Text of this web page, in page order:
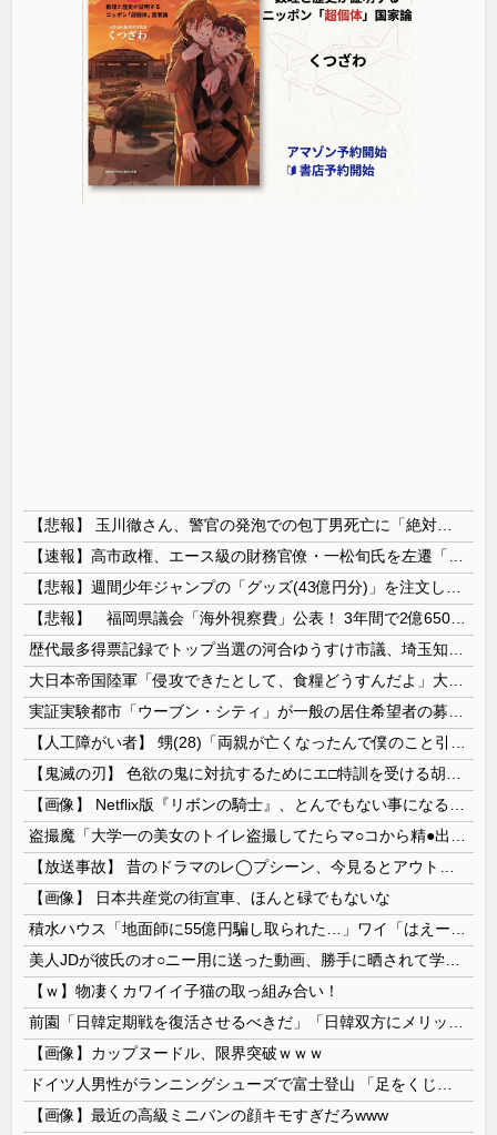
【画像】 日本共産党の街宣車、ほんと碌でもないな
【ｗ】物凄くカワイイ子猫の取っ組み合い！
【画像】カップヌードル、限界突破ｗｗｗ
【画像】最近の高級ミニバンの顔キモすぎだろwww